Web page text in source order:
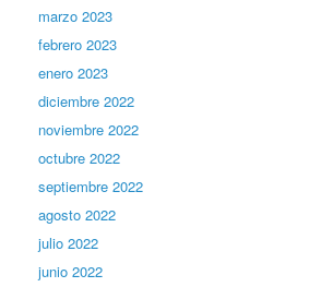
marzo 2023
febrero 2023
enero 2023
diciembre 2022
noviembre 2022
octubre 2022
septiembre 2022
agosto 2022
julio 2022
junio 2022